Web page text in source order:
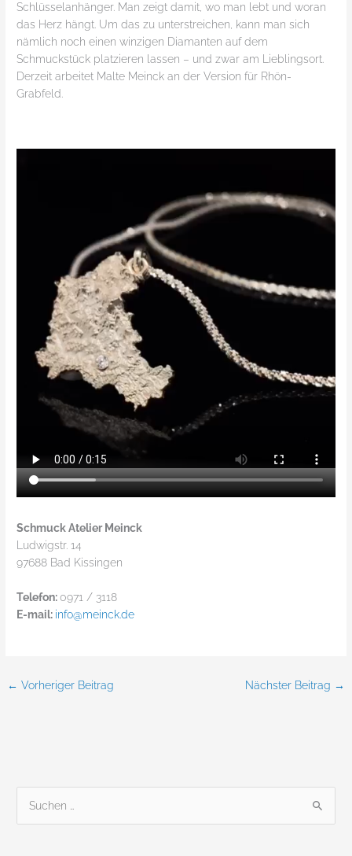
Schlüsselanhänger. Man zeigt damit, wo man lebt und woran
das Herz hängt. Um das zu unterstreichen, kann man sich
nämlich noch einen winzigen Diamanten auf dem
Schmuckstück platzieren lassen – und zwar am Lieblingsort.
Derzeit arbeitet Malte Meinck an der Version für Rhön-
Grabfeld.
Schmuck Atelier Meinck
Ludwigstr. 14
97688 Bad Kissingen
Telefon: 0971 / 3118
E-mail: info@meinck.de
← Vorheriger Beitrag Nächster Beitrag →